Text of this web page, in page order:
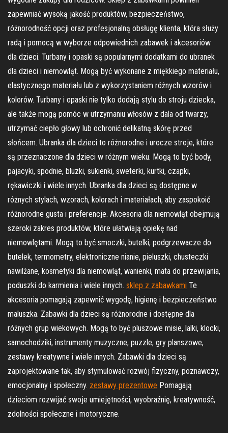
zapewniać wysoką jakość produktów, bezpieczeństwo,
różnorodność opcji oraz profesjonalną obsługę klienta, która służy
radą i pomocą w wyborze odpowiednich zabawek i akcesoriów
dla dzieci. Turbany i opaski są popularnymi dodatkami do ubranek
dla dzieci i niemowląt. Mogą być wykonane z miękkiego materiału,
elastycznego materiału lub z wykorzystaniem różnych wzorów i
kolorów. Turbany i opaski nie tylko dodają stylu do stroju dziecka,
ale także mogą pomóc w utrzymaniu włosów z dala od twarzy,
utrzymać ciepło głowy lub ochronić delikatną skórę przed
słońcem. Ubranka dla dzieci to różnorodne i urocze stroje, które
są przeznaczone dla dzieci w różnym wieku. Mogą to być body,
pajacyki, spodnie, bluzki, sukienki, sweterki, kurtki, czapki,
rękawiczki i wiele innych. Ubranka dla dzieci są dostępne w
różnych stylach, wzorach, kolorach i materiałach, aby zaspokoić
różnorodne gusta i preferencje. Akcesoria dla niemowląt obejmują
szeroki zakres produktów, które ułatwiają opiekę nad
niemowlętami. Mogą to być smoczki, butelki, podgrzewacze do
butelek, termometry, elektroniczne nianie, pieluszki, chusteczki
nawilżane, kosmetyki dla niemowląt, wanienki, mata do przewijania,
poduszki do karmienia i wiele innych. sklep z zabawkami Te
akcesoria pomagają zapewnić wygodę, higienę i bezpieczeństwo
maluszka. Zabawki dla dzieci są różnorodne i dostępne dla
różnych grup wiekowych. Mogą to być pluszowe misie, lalki, klocki,
samochodziki, instrumenty muzyczne, puzzle, gry planszowe,
zestawy kreatywne i wiele innych. Zabawki dla dzieci są
zaprojektowane tak, aby stymulować rozwój fizyczny, poznawczy,
emocjonalny i społeczny. zestawy prezentowe Pomagają
dzieciom rozwijać swoje umiejętności, wyobraźnię, kreatywność,
zdolności społeczne i motoryczne.